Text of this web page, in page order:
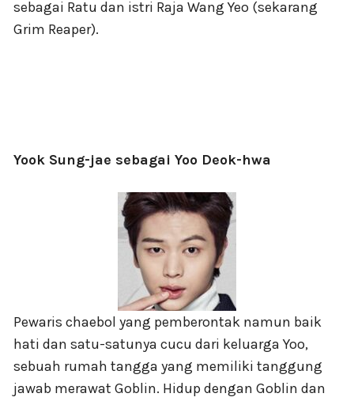
sebagai Ratu dan istri Raja Wang Yeo (sekarang
Grim Reaper).
Yook Sung-jae sebagai Yoo Deok-hwa
Pewaris chaebol yang pemberontak namun baik
hati dan satu-satunya cucu dari keluarga Yoo,
sebuah rumah tangga yang memiliki tanggung
jawab merawat Goblin. Hidup dengan Goblin dan